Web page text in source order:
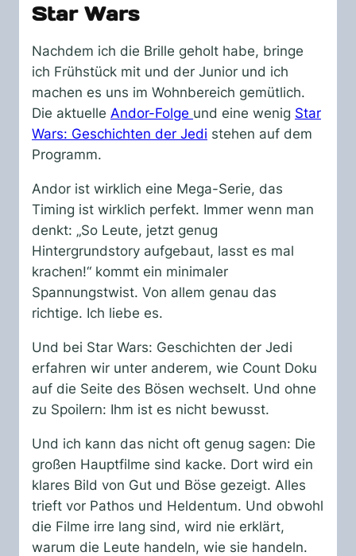
Star Wars
Nachdem ich die Brille geholt habe, bringe
ich Frühstück mit und der Junior und ich
machen es uns im Wohnbereich gemütlich.
Die aktuelle Andor-Folge und eine wenig Star
Wars: Geschichten der Jedi stehen auf dem
Programm.
Andor ist wirklich eine Mega-Serie, das
Timing ist wirklich perfekt. Immer wenn man
denkt: „So Leute, jetzt genug
Hintergrundstory aufgebaut, lasst es mal
krachen!“ kommt ein minimaler
Spannungstwist. Von allem genau das
richtige. Ich liebe es.
Und bei Star Wars: Geschichten der Jedi
erfahren wir unter anderem, wie Count Doku
auf die Seite des Bösen wechselt. Und ohne
zu Spoilern: Ihm ist es nicht bewusst.
Und ich kann das nicht oft genug sagen: Die
großen Hauptfilme sind kacke. Dort wird ein
klares Bild von Gut und Böse gezeigt. Alles
trieft vor Pathos und Heldentum. Und obwohl
die Filme irre lang sind, wird nie erklärt,
warum die Leute handeln, wie sie handeln.